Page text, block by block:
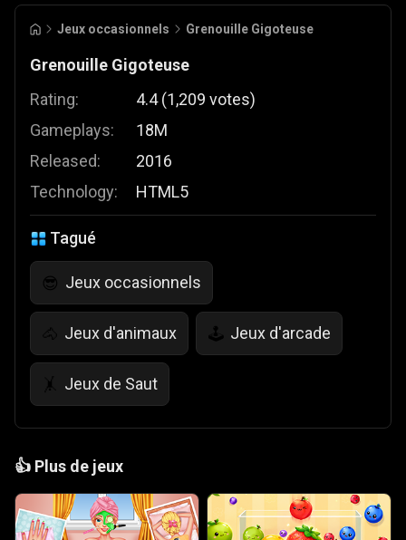
Jeux occasionnels Grenouille Gigoteuse
Grenouille Gigoteuse
Rating:
Gameplays:
Released:
Technology:
4.4 (1,209 votes)
18M
2016
HTML5
Tagué
😎 Jeux occasionnels
🐴 Jeux d'animaux 🕹️ Jeux d'arcade
🤸 Jeux de Saut
👍 Plus de jeux